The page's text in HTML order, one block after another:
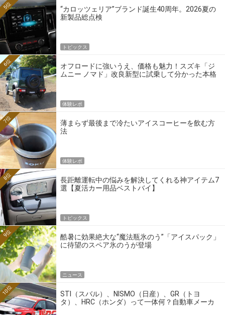
“カロッツェリア”ブランド誕生40周年。2026夏の
新製品総点検
5位
トピックス
オフロードに強いうえ、価格も魅力！スズキ「ジ
ムニー ノマド」改良新型に試乗して分かった本格
6位
体験レポ
薄まらず最後まで冷たいアイスコーヒーを飲む方
法
7位
体験レポ
長距離運転中の悩みを解決してくれる神アイテム7
選【夏活カー用品ベストバイ】
8位
トピックス
酷暑に効果絶大な“魔法瓶氷のう”「アイスパック」
に待望のスペア氷のうが登場
9位
ニュース
STI（スバル）、NISMO（日産）、GR（トヨ
タ）、HRC（ホンダ）って一体何？自動車メーカ
10位